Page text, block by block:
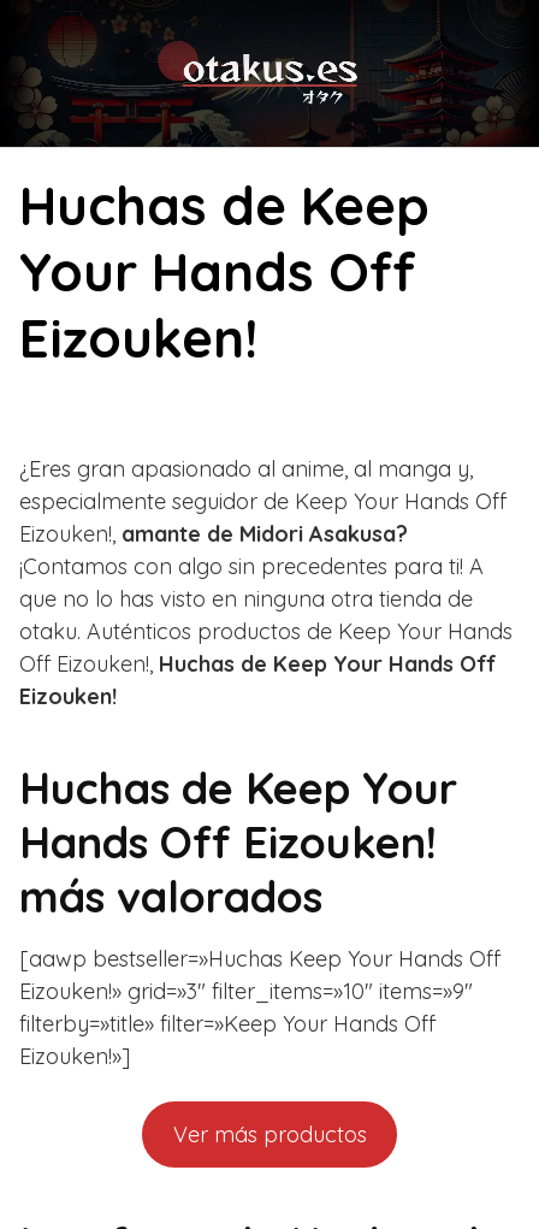
content
Huchas de Keep
Your Hands Off
Eizouken!
¿Eres gran apasionado al anime, al manga y,
especialmente seguidor de Keep Your Hands Off
Eizouken!, amante de Midori Asakusa?
¡Contamos con algo sin precedentes para ti! A
que no lo has visto en ninguna otra tienda de
otaku. Auténticos productos de Keep Your Hands
Off Eizouken!, Huchas de Keep Your Hands Off
Eizouken!
Huchas de Keep Your
Hands Off Eizouken!
más valorados
[aawp bestseller=»Huchas Keep Your Hands Off
Eizouken!» grid=»3″ filter_items=»10″ items=»9″
filterby=»title» filter=»Keep Your Hands Off
Eizouken!»]
Ver más productos